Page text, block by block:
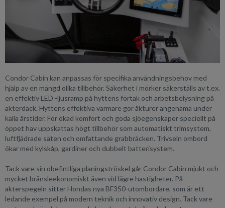
Condor Cabin kan anpassas för specifika användningsbehov med
hjälp av en mängd olika tillbehör. Säkerhet i mörker säkerställs av t.ex.
en effektiv LED -ljusramp på hyttens förtak och arbetsbelysning på
akterdäck. Hyttens effektiva värmare gör åkturer angenäma under
kalla årstider. För ökad komfort och goda sjöegenskaper speciellt på
öppet hav uppskattas högt tillbehör som automatiskt trimsystem,
luftfjädrade säten och omfattande grabbräcken. Trivseln ombord
ökar med kylskåp, gardiner och dubbelt batterisystem.
Tack vare sin obefintliga planingströskel går Condor Cabin mjukt och
mycket bränsleekonomiskt även vid lägre hastigheter. På
akterspegeln sitter Hondas nya BF350-utombordare, som är ett
ledande exempel på modern teknik och innovativ design. Tack vare